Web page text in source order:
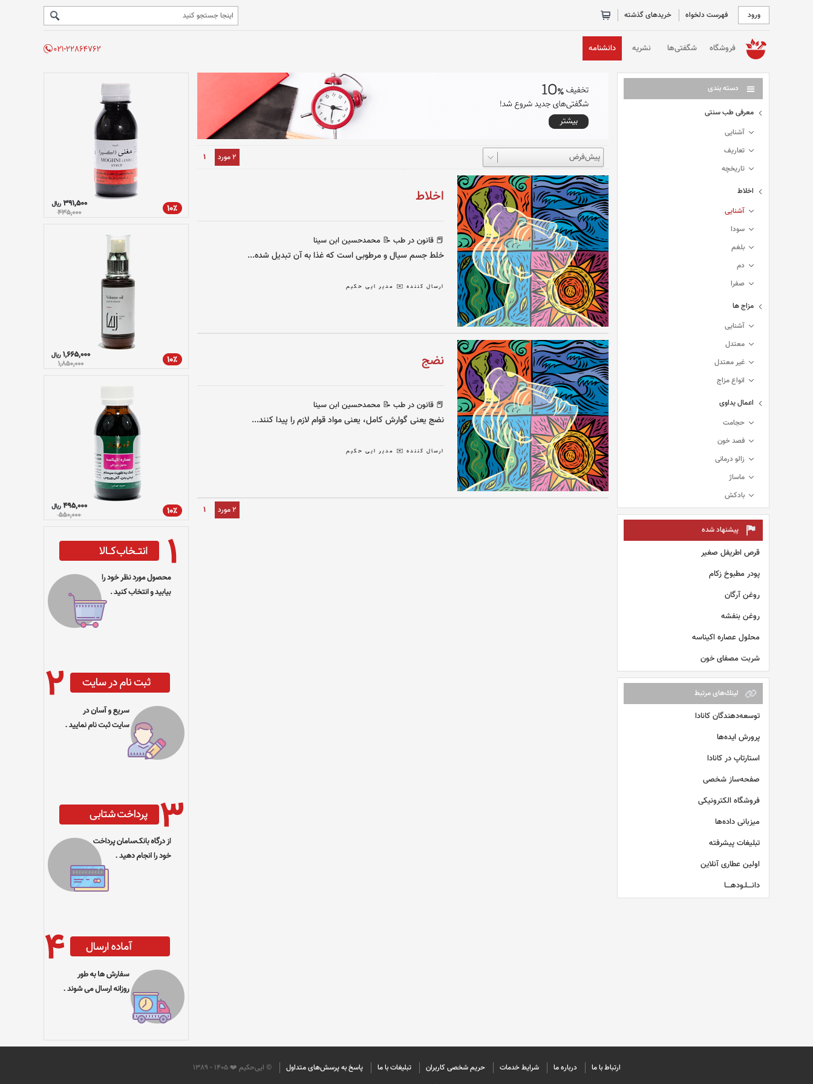
ورود فهرست دلخواه خریدهای گذشته
خانه فروشگاه شگفتی‌ها نشریه دانشنامه
دسته بندی
معرفی طب سنتی
آشنایی
تعاریف
تاریخچه
اخلاط
آشنایی
سودا
بلغم
دم
صفرا
مزاج ها
آشنایی
معتدل
غیر معتدل
انواع مزاج
اعمال یداوی
حجامت
فصد خون
زالو درمانی
ماساژ
بادکش
پیشنهاد شده
قرص اطریفل صغیر
پودر مطبوخ زکام
روغن آرگان
روغن بنفشه
محلول عصاره اکیناسه
شربت مصفای خون
لينك‌های مرتبط
توسعه‌دهندگان کانادا
پرورش ایده‌ها
استارتاپ در کانادا
صفحه‌ساز شخصی
فروشگاه الکترونیکی
میزبانی داده‌ها
تبلیغات پیشرفته
اولین عطاری آنلاین
دانــــلـودهــــا
2 مورد 1
اخلاط
📕 قانون در طب 📝 محمدحسین ابن سینا
خلط جسم سیال و مرطوبی است که غذا به آن تبدیل شده...
ارسال کننده ✉️ مدیر ایی حکیم
نضج
📕 قانون در طب 📝 محمدحسین ابن سینا
نضج یعنی گوارش کامل، یعنی مواد قوام لازم را پیدا کنند...
ارسال کننده ✉️ مدیر ایی حکیم
2 مورد 1
ارتباط با ما درباره ما شرایط خدمات حريم شخصی كاربران تبليغات با ما پاسخ به پرسش‌های متداول
© ایی‌حکیم ❤️ 1405 - 1389